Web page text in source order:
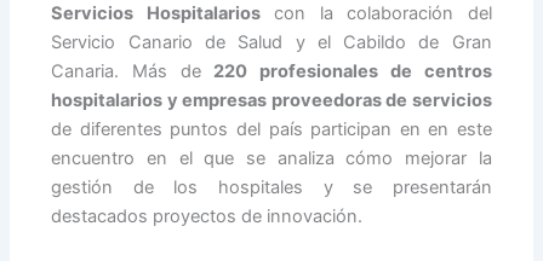
Servicios Hospitalarioscon la colaboración del
Servicio Canario de Salud y el Cabildo de Gran
Canaria. Más de 220 profesionales de centros
hospitalarios y empresas proveedoras de servicios
de diferentes puntos del país participan en en este
encuentro en el que se analiza cómo mejorar la
gestión de los hospitales y se presentarán
destacados proyectos de innovación.